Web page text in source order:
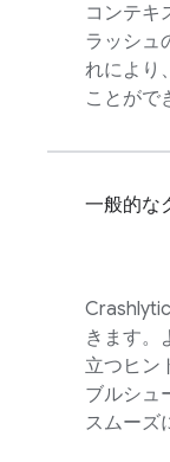
コンテキ
ラッシュ
れにより
ことがで
一般的な
きます。
立つヒン
ブルシュ
スムーズ